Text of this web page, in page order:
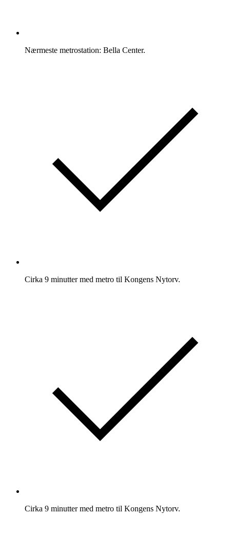
Nærmeste metrostation: Bella Center.
Cirka 9 minutter med metro til Kongens Nytorv.
Cirka 9 minutter med metro til Kongens Nytorv.